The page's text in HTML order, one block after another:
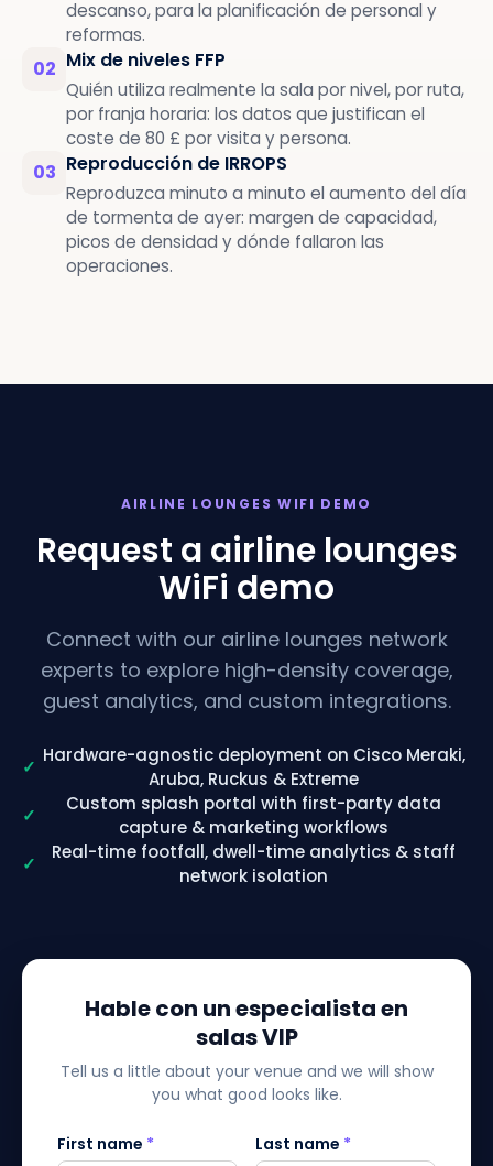
descanso, para la planificación de personal y
reformas.
02 Mix de niveles FFP
Quién utiliza realmente la sala por nivel, por ruta,
por franja horaria: los datos que justifican el
coste de 80 £ por visita y persona.
03 Reproducción de IRROPS
Reproduzca minuto a minuto el aumento del día
de tormenta de ayer: margen de capacidad,
picos de densidad y dónde fallaron las
operaciones.
AIRLINE LOUNGES WIFI DEMO
Request a airline lounges
WiFi demo
Connect with our airline lounges network
experts to explore high-density coverage,
guest analytics, and custom integrations.
✓
Hardware-agnostic deployment on Cisco Meraki,
Aruba, Ruckus & Extreme
✓
Custom splash portal with first-party data
capture & marketing workflows
✓
Real-time footfall, dwell-time analytics & staff
network isolation
Hable con un especialista en
salas VIP
Tell us a little about your venue and we will show
you what good looks like.
First name * Last name *